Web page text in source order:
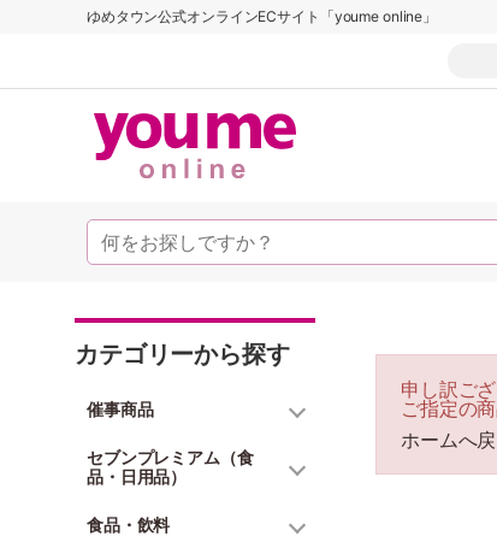
ゆめタウン公式オンラインECサイト「youme online」
カテゴリーから探す
催事商品
セブンプレミアム（食
品・日用品）
食品・飲料
申し訳ござ
ご指定の
ホームへ